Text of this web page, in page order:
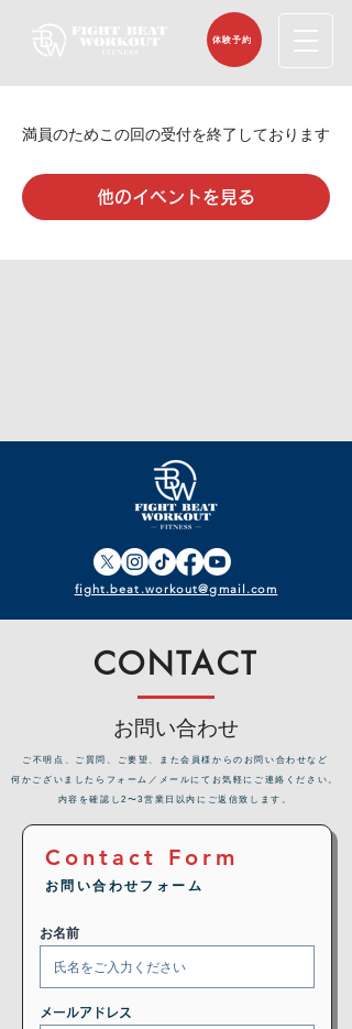
体験予約
満員のためこの回の受付を終了しております
他のイベントを見る
fight.beat.workout@gmail.com
CONTACT
お問い合わせ
​ご不明点、ご質問、ご要望、また会員様からのお問い合わせなど
何かございましたらフォーム／メールにてお気軽にご連絡ください。
内容を確認し2〜3営業日以内にご返信致します。
Contact Form
お問い合わせフォーム
お名前
メールアドレス